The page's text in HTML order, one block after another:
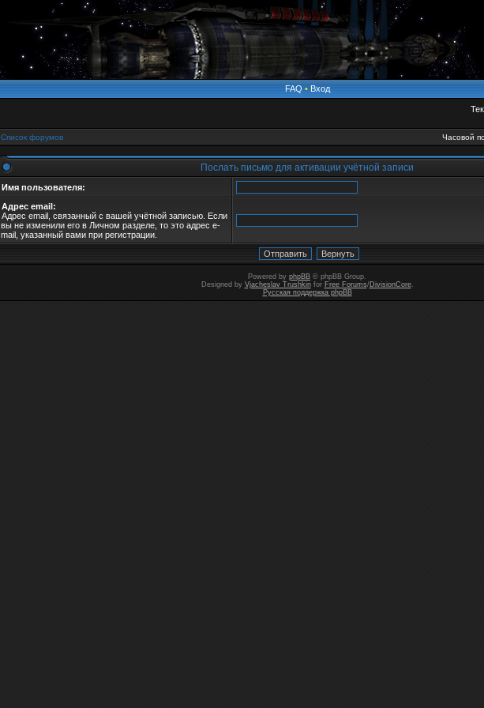
FAQ • Вход
Список форумов Часовой
Послать письмо для активации учётной записи
Имя пользователя:
Адрес email:
Адрес email, связанный с вашей учётной записью. Если
вы не изменили его в Личном разделе, то это адрес e-
mail, указанный вами при регистрации.
Powered by phpBB © phpBB Group.
Designed by Vjacheslav Trushkinfor Free Forums/DivisionCore.
Русская поддержка phpBB